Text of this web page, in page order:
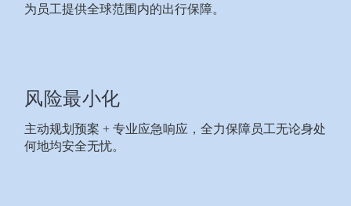
为员工提供全球范围内的出行保障。
风险最小化
主动规划预案 + 专业应急响应，全力保障员工无论身处
何地均安全无忧。